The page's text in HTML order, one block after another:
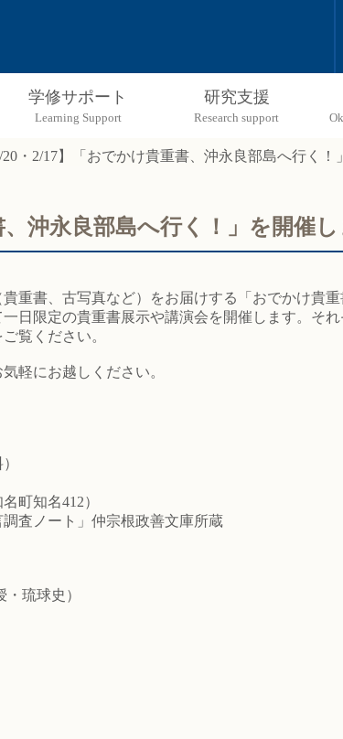
学修サポート 研究支援
20・2/17】「おでかけ貴重書、沖永良部島へ行く！
、沖永良部島へ行く！」を開催
重書、古写真など）をお届けする「おでかけ貴
日限定の貴重書展示や講演会を開催します。そ
覧ください。
軽にお越しください。
町知名412）
調査ノート」仲宗根政善文庫所蔵
琉球史）